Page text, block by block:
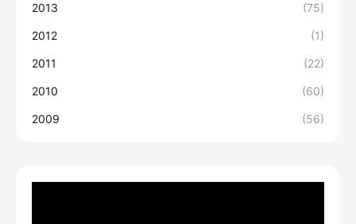
2013 (75)
2012 (1)
2011 (22)
2010 (60)
2009 (56)